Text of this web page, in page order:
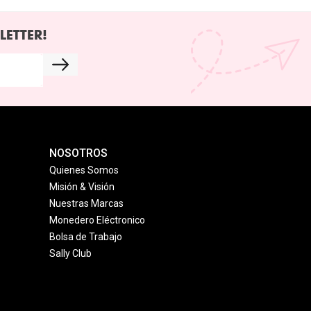
NOSOTROS
Quienes Somos
Misión & Visión
Nuestras Marcas
Monedero Eléctronico
Bolsa de Trabajo
Sally Club